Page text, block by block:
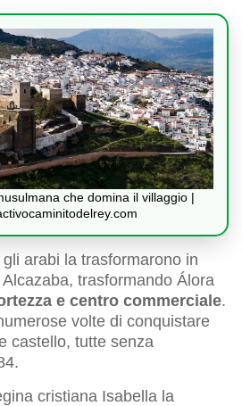
che domina il villaggio |
arabi la trasformarono in
trasformando Álora
e centro commerciale.
volte di conquistare
castello, tutte senza
cristiana Isabella la